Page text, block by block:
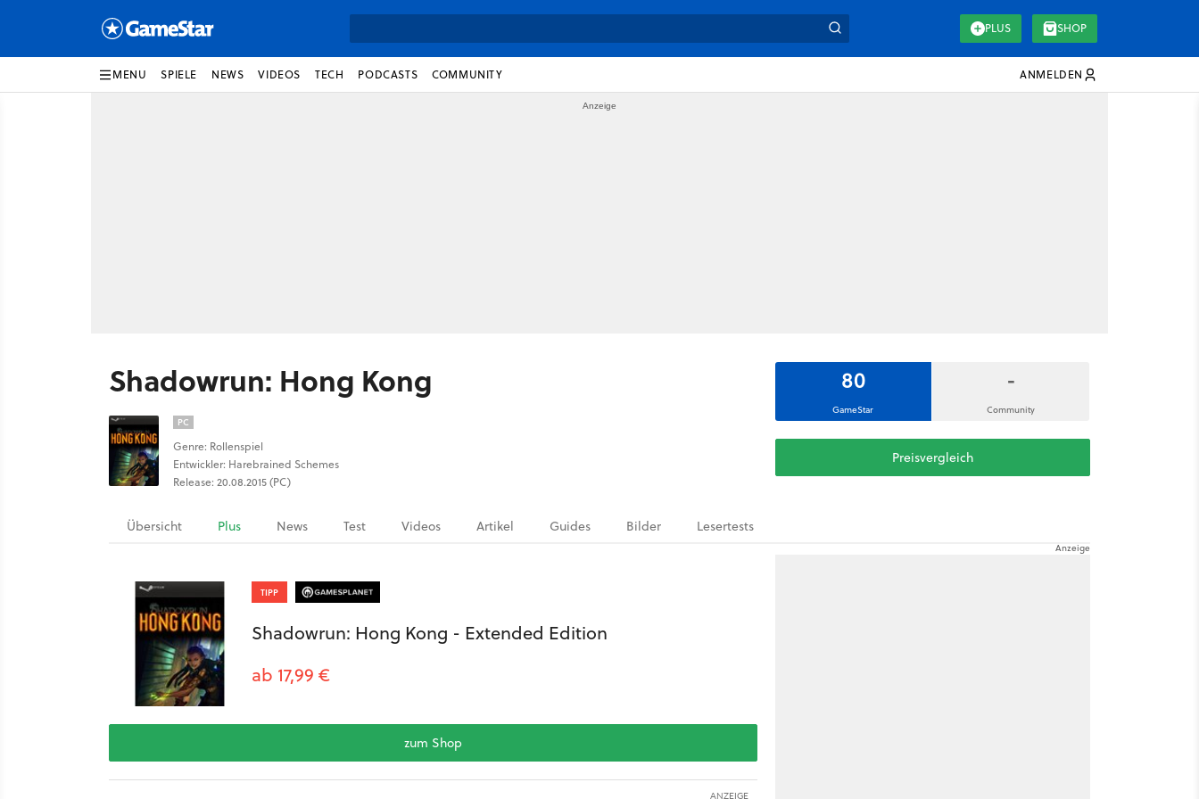
PLUS SHOP
MENU SPIELE NEWS VIDEOS TECH PODCASTS COMMUNITY ANMELDEN
Shadowrun: Hong Kong
PC
Genre: Rollenspiel
Entwickler: Harebrained Schemes
Release: 20.08.2015 (PC)
80
GameStar
-
Community
Preisvergleich
Übersicht Plus News Test Videos Artikel Guides Bilder Lesertests
TIPP
Shadowrun: Hong Kong - Extended Edition
ab 17,99 €
zum Shop
ANZEIGE